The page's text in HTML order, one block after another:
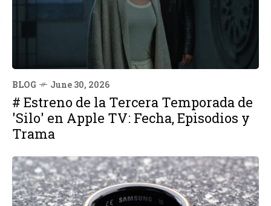
BLOG June 30, 2026
# Estreno de la Tercera Temporada de
'Silo' en Apple TV: Fecha, Episodios y
Trama